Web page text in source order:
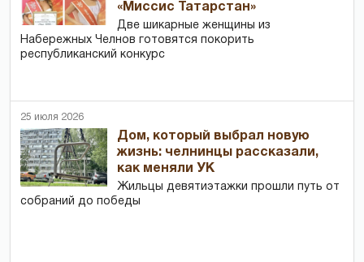
«Миссис Татарстан»
Две шикарные женщины из
Набережных Челнов готовятся покорить
республиканский конкурс
25 июля 2026
Дом, который выбрал новую
жизнь: челнинцы рассказали,
как меняли УК
Жильцы девятиэтажки прошли путь от
собраний до победы